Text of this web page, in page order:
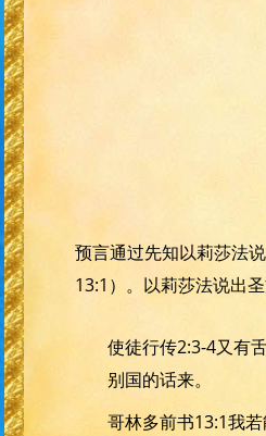
预言通过先知以莉莎法
13:1）。以莉莎法说出
使徒行传2:3-4又有
别国的话来。
哥林多前书13:1我